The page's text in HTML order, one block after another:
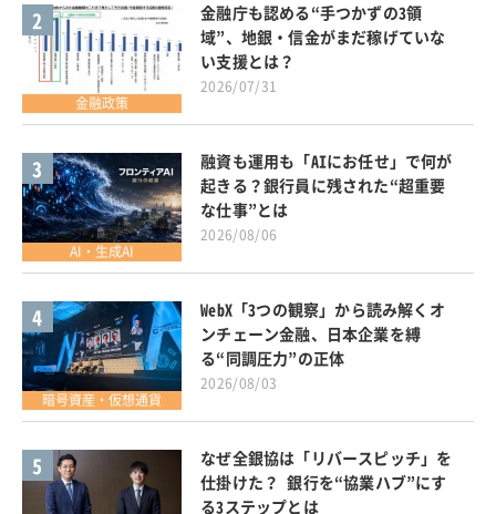
2
金融政策
金融庁も認める“手つかずの3領
域”、地銀・信金がまだ稼げていな
い支援とは？
2026/07/31
3
AI・生成AI
融資も運用も「AIにお任せ」で何が
起きる？銀行員に残された“超重要
な仕事”とは
2026/08/06
4
暗号資産・仮想通貨
WebX「3つの観察」から読み解くオ
ンチェーン金融、日本企業を縛
る“同調圧力”の正体
2026/08/03
5
なぜ全銀協は「リバースピッチ」を
仕掛けた？ 銀行を“協業ハブ”にす
る3ステップとは